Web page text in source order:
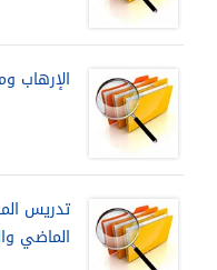
الإرهاب
تدريس
الماضي